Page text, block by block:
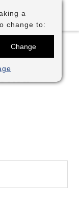
a
change to:
Change